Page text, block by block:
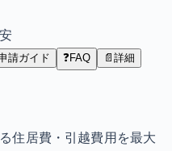
請ガイド ❓FAQ 📄 詳細
住居費・引越費用を最大